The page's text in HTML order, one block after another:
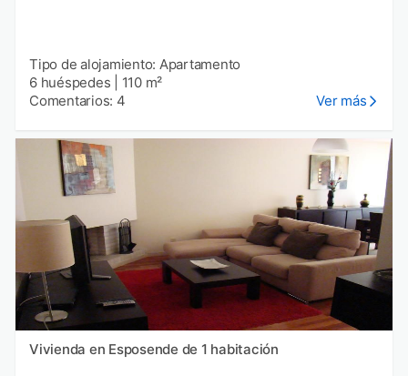
Tipo de alojamiento: Apartamento
6 huéspedes
110 m²
Comentarios: 4
Ver más
Vivienda en Esposende de 1 habitación